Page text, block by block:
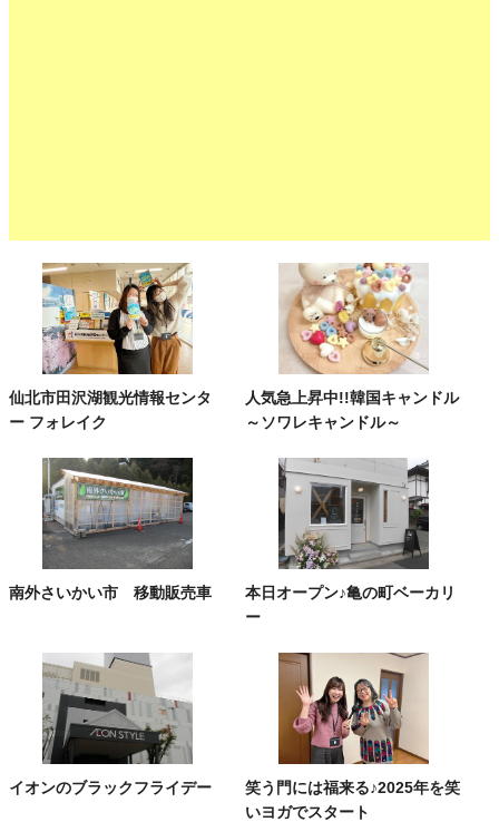
仙北市田沢湖観光情報センタ
ー フォレイク
人気急上昇中!!韓国キャンドル
～ソワレキャンドル～
南外さいかい市 移動販売車
本日オープン♪亀の町ベーカリ
ー
イオンのブラックフライデー
笑う門には福来る♪2025年を笑
いヨガでスタート